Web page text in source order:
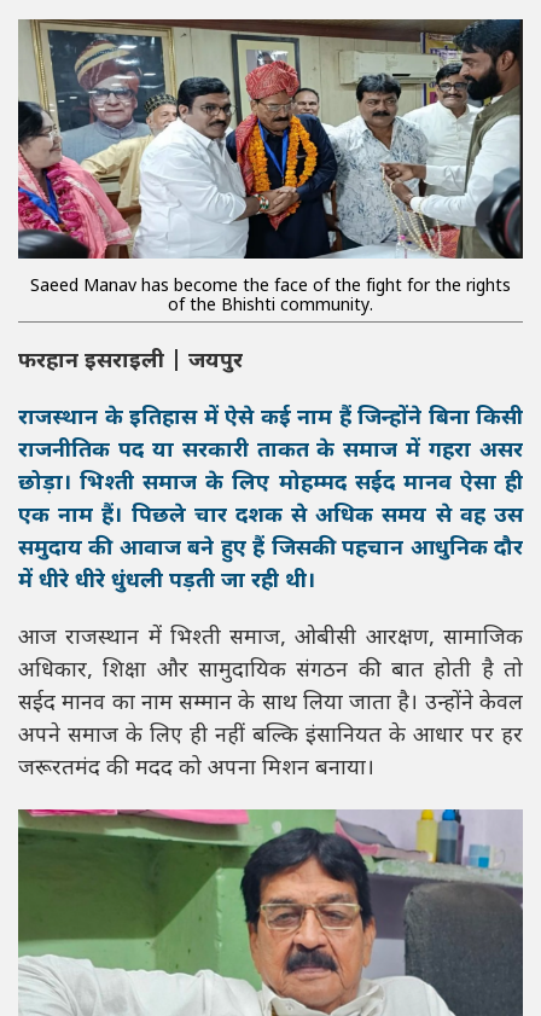
Saeed Manav has become the face of the fight for the rights
of the Bhishti community.
फरहान इसराइली | जयपुर
राजस्थान के इतिहास में ऐसे कई नाम हैं जिन्होंने बिना किसी
राजनीतिक पद या सरकारी ताकत के समाज में गहरा असर
छोड़ा। भिश्ती समाज के लिए मोहम्मद सईद मानव ऐसा ही
एक नाम हैं। पिछले चार दशक से अधिक समय से वह उस
समुदाय की आवाज बने हुए हैं जिसकी पहचान आधुनिक दौर
में धीरे धीरे धुंधली पड़ती जा रही थी।
आज राजस्थान में भिश्ती समाज, ओबीसी आरक्षण, सामाजिक
अधिकार, शिक्षा और सामुदायिक संगठन की बात होती है तो
सईद मानव का नाम सम्मान के साथ लिया जाता है। उन्होंने केवल
अपने समाज के लिए ही नहीं बल्कि इंसानियत के आधार पर हर
जरूरतमंद की मदद को अपना मिशन बनाया।